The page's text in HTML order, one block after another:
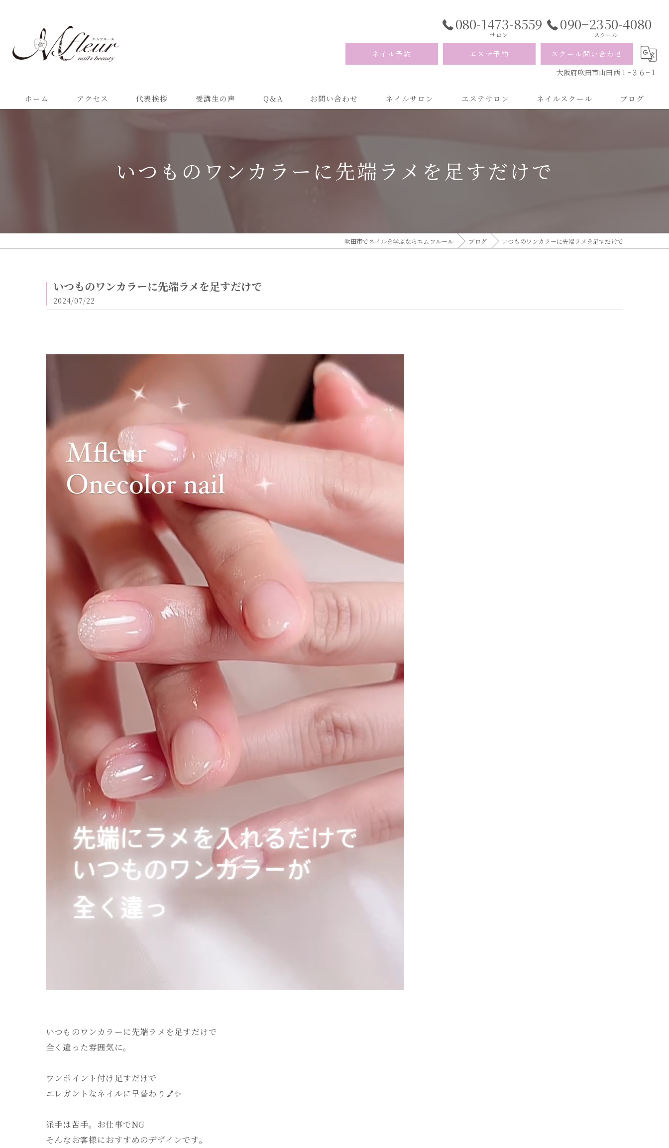
080-1473-8559
サロン
090−2350-4080
スクール
ネイル予約 スクール問い合わせ
エステ予約
大阪府吹田市山田西１−３６−１
ホーム アクセス 代表挨拶 受講生の声 Q＆A お問い合わせ ネイルサロン エステサロン ネイルスクール ブログ
いつものワンカラーに先端ラメを足すだけで
吹田市でネイルを学ぶならエムフルール ブログ いつものワンカラーに先端ラメを足すだけで
いつものワンカラーに先端ラメを足すだけで
2024/07/22
いつものワンカラーに先端ラメを足すだけで
全く違った雰囲気に。
ワンポイント付け足すだけで
エレガントなネイルに早替わり💅✨
派手は苦手。お仕事でNG
そんなお客様におすすめのデザインです。